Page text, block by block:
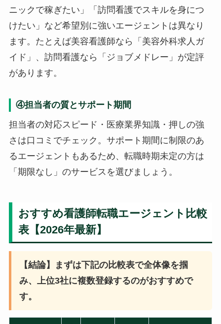
ニックで稼ぎたい」「訪問看護でスキルを身につ
けたい」など希望別に強いエージェントは異なり
ます。たとえば美容看護師なら「美容外科求人ガ
イド」、訪問看護なら「ジョブメドレー」が定評
があります。
④担当者の質とサポート期間
担当者の対応スピード・医療業界知識・押しの強
さは口コミでチェック。サポート期間に制限のあ
るエージェントもあるため、転職時期未定の方は
「期限なし」のサービスを選びましょう。
おすすめ看護師転職エージェント比較
表【2026年最新】
【結論】まずは下記の比較表で全体像を掴
み、上位3社に複数登録するのがおすすめで
す。